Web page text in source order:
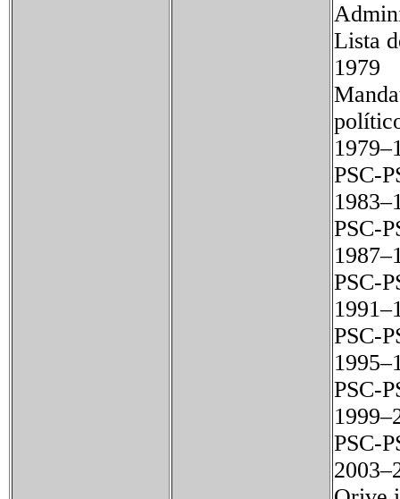
Lista
1979
PSC-
PSC-
PSC-
PSC-
PSC-
PSC-